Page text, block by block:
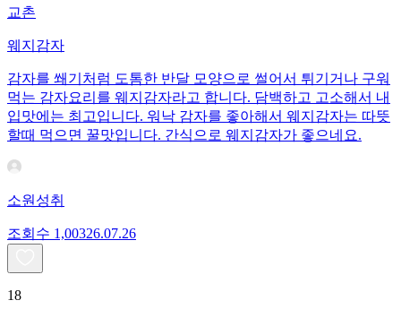
교촌
웨지감자
감자를 쐐기처럼 도톰한 반달 모양으로 썰어서 튀기거나 구워
먹는 감자요리를 웨지감자라고 합니다. 담백하고 고소해서 내
입맛에는 최고입니다. 워낙 감자를 좋아해서 웨지감자는 따뜻
할때 먹으면 꿀맛입니다. 간식으로 웨지감자가 좋으네요.
소원성취
조회수 1,00326.07.26
18